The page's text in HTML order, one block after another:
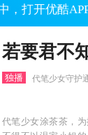
，打开优酷
若要君不
独播 代笔少女守护
代笔少女涂茶茶，